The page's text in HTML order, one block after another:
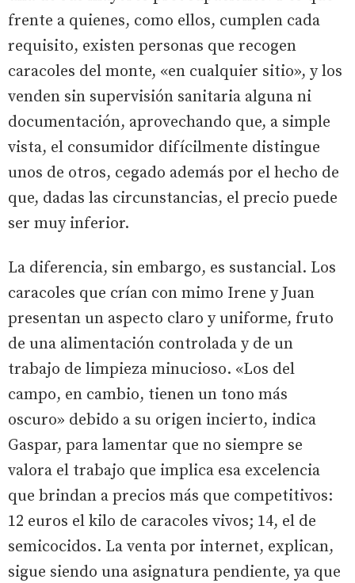
frente a quienes, como ellos, cumplen cada
requisito, existen personas que recogen
caracoles del monte, «en cualquier sitio», y los
venden sin supervisión sanitaria alguna ni
documentación, aprovechando que, a simple
vista, el consumidor difícilmente distingue
unos de otros, cegado además por el hecho de
que, dadas las circunstancias, el precio puede
ser muy inferior.
La diferencia, sin embargo, es sustancial. Los
caracoles que crían con mimo Irene y Juan
presentan un aspecto claro y uniforme, fruto
de una alimentación controlada y de un
trabajo de limpieza minucioso. «Los del
campo, en cambio, tienen un tono más
oscuro» debido a su origen incierto, indica
Gaspar, para lamentar que no siempre se
valora el trabajo que implica esa excelencia
que brindan a precios más que competitivos:
12 euros el kilo de caracoles vivos; 14, el de
semicocidos. La venta por internet, explican,
sigue siendo una asignatura pendiente, ya que